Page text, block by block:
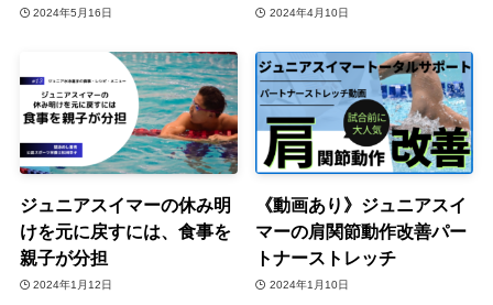
2024年5月16日 2024年4月10日
ジュニアスイマーの休み明
けを元に戻すには、食事を
親子が分担
2024年1月12日
《動画あり》ジュニアスイ
マーの肩関節動作改善パー
トナーストレッチ
2024年1月10日